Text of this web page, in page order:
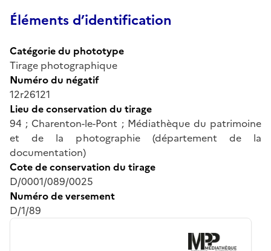
Éléments d’identification
Catégorie du phototype
Tirage photographique
Numéro du négatif
12r26121
Lieu de conservation du tirage
94 ; Charenton-le-Pont ; Médiathèque du patrimoine
et de la photographie (département de la
documentation)
Cote de conservation du tirage
D/0001/089/0025
Numéro de versement
D/1/89